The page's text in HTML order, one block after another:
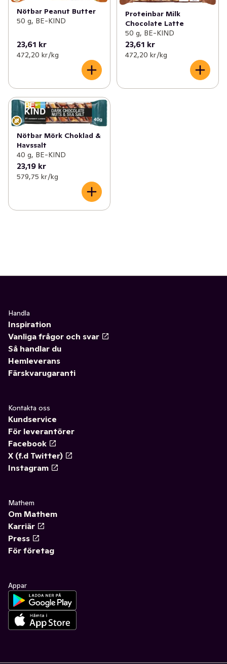
Nötbar Peanut Butter
50 g, BE-KIND
23,61 kr
472,20 kr /kg
Proteinbar Milk
Chocolate Latte
50 g, BE-KIND
23,61 kr
472,20 kr /kg
Nötbar Mörk Choklad &
Havssalt
40 g, BE-KIND
23,19 kr
579,75 kr /kg
Handla
Inspiration
Vanliga frågor och svar
Så handlar du
Hemleverans
Färskvarugaranti
Kontakta oss
Kundservice
För leverantörer
Facebook
X (f.d Twitter)
Instagram
Mathem
Om Mathem
Karriär
Press
För företag
Appar